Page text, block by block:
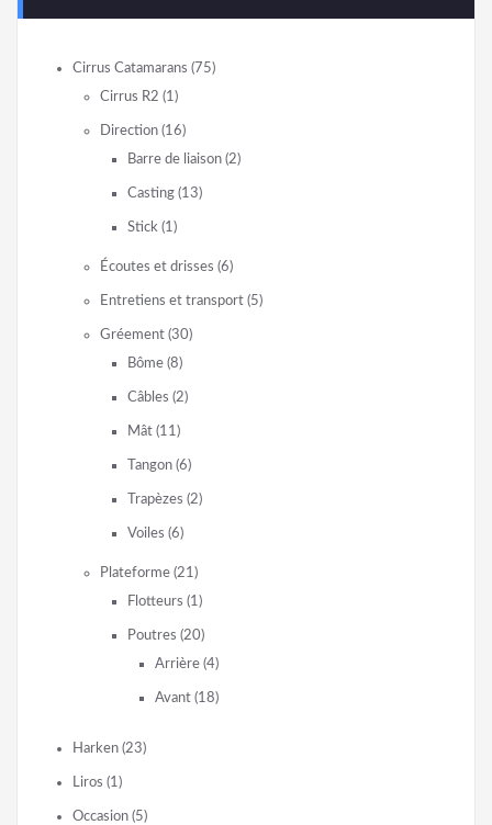
Cirrus Catamarans (75)
Cirrus R2 (1)
Direction (16)
Barre de liaison (2)
Casting (13)
Stick (1)
Écoutes et drisses (6)
Entretiens et transport (5)
Gréement (30)
Bôme (8)
Câbles (2)
Mât (11)
Tangon (6)
Trapèzes (2)
Voiles (6)
Plateforme (21)
Flotteurs (1)
Poutres (20)
Arrière (4)
Avant (18)
Harken (23)
Liros (1)
Occasion (5)